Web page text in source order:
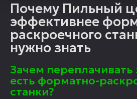
Почему Пильный
эффективнее
раскроечного
нужно знать
Зачем переплачивать
есть форматно-
станки?